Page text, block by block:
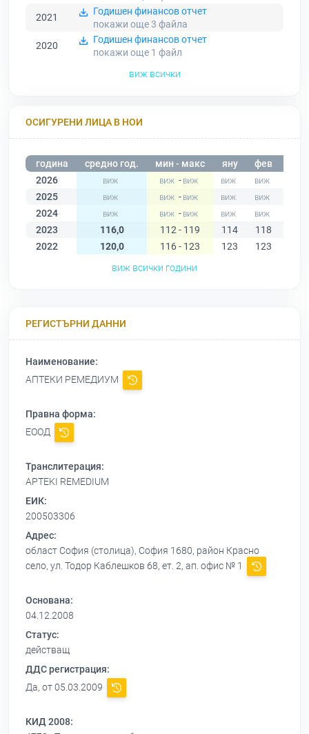
2021
Годишен финансов отчет
покажи още 3 файла
2020
Годишен финансов отчет
покажи още 1 файл
виж всички
ОСИГУРЕНИ ЛИЦА В НОИ
година средно год. мин - макс яну фев
2026
-
2025
-
2024
-
2023
116,0 112 - 119 114 118
2022
120,0 116 - 123 123 123
виж всички години
РЕГИСТЪРНИ ДАННИ
Наименование:
АПТЕКИ РЕМЕДИУМ
Правна форма:
ЕООД
Транслитерация:
APTEKI REMEDIUM
ЕИК:
200503306
Адрес:
област София (столица), София 1680, район Красно
село, ул. Тодор Каблешков 68, ет. 2, ап. офис № 1
Основана:
04.12.2008
Статус:
действащ
ДДС регистрация:
Да, от 05.03.2009
КИД 2008: